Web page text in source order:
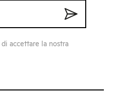
accettare la nostra